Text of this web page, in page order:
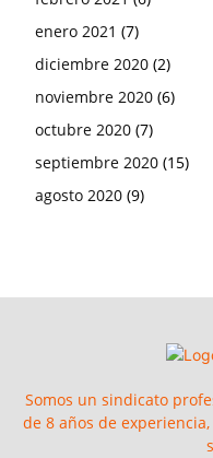
enero 2021 (7)
diciembre 2020 (2)
noviembre 2020 (6)
octubre 2020 (7)
septiembre 2020 (15)
agosto 2020 (9)
Somos un sindicato
de 8 años de